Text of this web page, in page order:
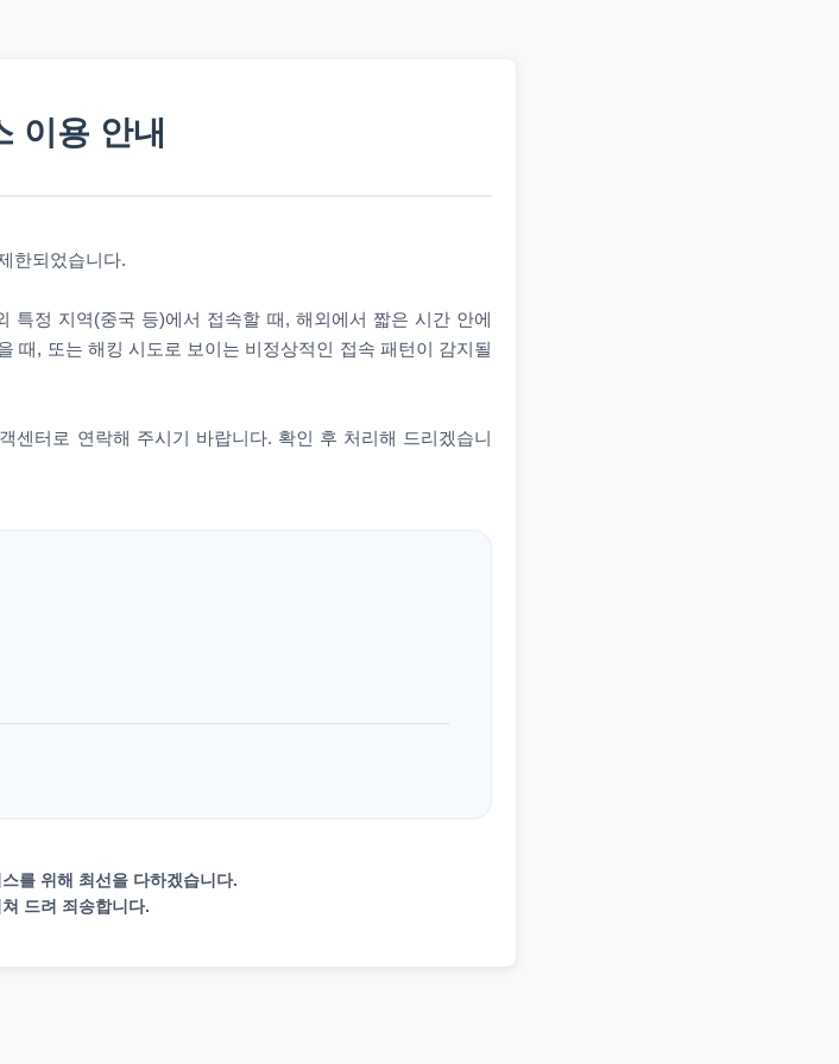
이용 안내
한되었습니다.
특정 지역(중국 등)에서 접속할 때, 해외에서 짧은 시간 안에
때, 또는 해킹 시도로 보이는 비정상적인 접속 패턴이 감지될
센터로 연락해 주시기 바랍니다. 확인 후 처리해 드리겠습니
를 위해 최선을 다하겠습니다.
드려 죄송합니다.